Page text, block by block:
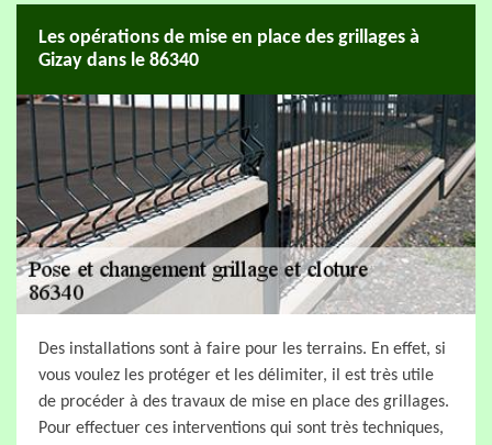
Les opérations de mise en place des grillages à
Gizay dans le 86340
Des installations sont à faire pour les terrains. En effet, si
vous voulez les protéger et les délimiter, il est très utile
de procéder à des travaux de mise en place des grillages.
Pour effectuer ces interventions qui sont très techniques,